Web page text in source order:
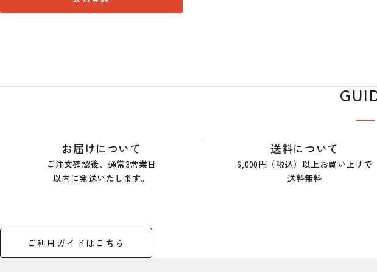
お届けについて
ご注文確認後、通常3営業日
以内に発送いたします。
送料について
6,000円（税込）以上お買い上げで
送料無料
ご利用ガイドはこちら